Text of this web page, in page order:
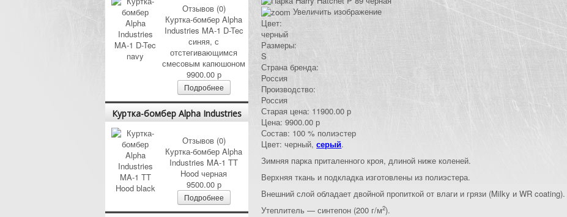
Отзывов (0)
Куртка-бомбер Alpha
Industries MA-1 D-Tec
синяя, с
отстегивающимся
смесовым капюшоном
9900.00 р
Подробнее
Куртка-бомбер Alpha Industries
MA-1 TT Hood black
Отзывов (0)
Куртка-бомбер Alpha
Industries MA-1 TT
Hood черная
9500.00 р
Подробнее
Увеличить изображение
Цвет:
черный
Размеры:
S
Страна бренда:
Россия
Производство:
Россия
Старая цена: 11900.00 р
Цена:9900.00 р
Состав: 100 % полиэстер
Цвет: черный,серый.
Зимняя парка приталенного кроя, длиной ниже коленей.
Верхняя ткань и подкладка изготовлены из полиэстера.
Внешний слой обладает двойной пропиткой от влаги и грязи (Milky и WR coating).
Утеплитель — синтепон (200 г/м2).